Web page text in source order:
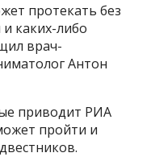
протекать без
каких-либо
врач-
Антон
приводит РИА
пройти и